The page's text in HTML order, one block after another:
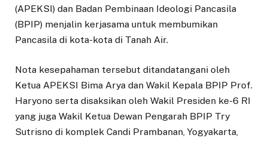
(APEKSI) dan Badan Pembinaan Ideologi Pancasila
(BPIP) menjalin kerjasama untuk membumikan
Pancasila di kota-kota di Tanah Air.
Nota kesepahaman tersebut ditandatangani oleh
Ketua APEKSI Bima Arya dan Wakil Kepala BPIP Prof.
Haryono serta disaksikan oleh Wakil Presiden ke-6 RI
yang juga Wakil Ketua Dewan Pengarah BPIP Try
Sutrisno di komplek Candi Prambanan, Yogyakarta,